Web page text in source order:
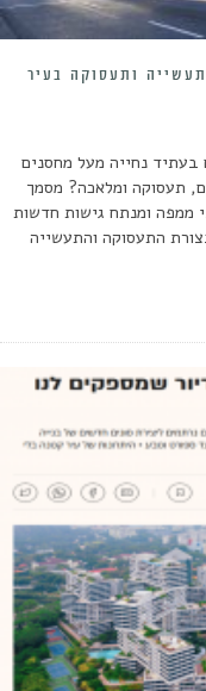
תעשייה ותעסוקה בעיר
בעתיד נחייה מעל מחסנים
תעסוקה ומלאכה? מסמך
ממפה ומנתח גישות חדשות
התעסוקה והתעשייה